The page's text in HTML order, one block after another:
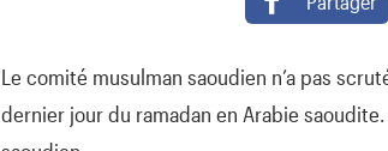
Le comité musulman saoudien n’a pas
dernier jour du ramadan en Arabie